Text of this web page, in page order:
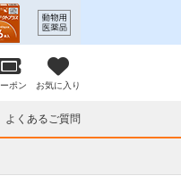
ポン お気に入り
よくあるご質問